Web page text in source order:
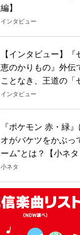
編】
インタビュー
【インタビュー】
恵のかりもの』外伝
ことなき、王道の「
インタビュー
『ポケモン 赤・緑
オがバケツをかぶっ
ーム”とは？【小ネタ
小ネタ